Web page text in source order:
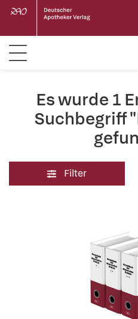
Es wurde 1
Suchbegriff
Filter